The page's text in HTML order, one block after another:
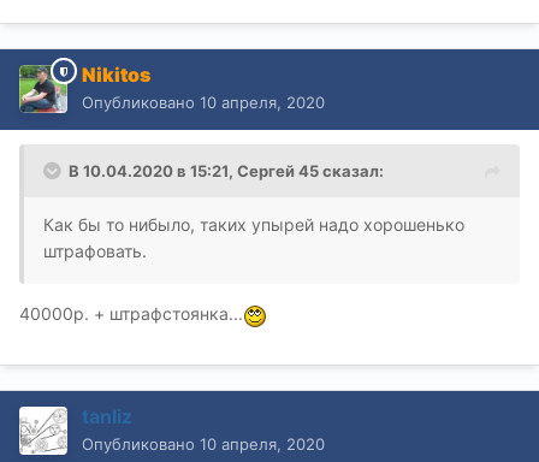
Nikitos
Опубликовано 10 апреля, 2020
В 10.04.2020 в 15:21, Сергей 45сказал:
Как бы то нибыло, таких упырей надо хорошенько
штрафовать.
40000р. + штрафстоянка...
tanliz
Опубликовано 10 апреля, 2020